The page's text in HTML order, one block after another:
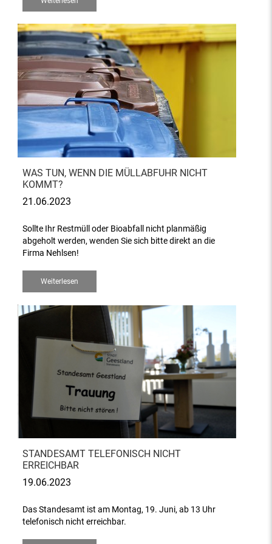
WAS TUN, WENN DIE MÜLLABFUHR NICHT
KOMMT?
21.06.2023
Sollte Ihr Restmüll oder Bioabfall nicht planmäßig
abgeholt werden, wenden Sie sich bitte direkt an die
Firma Nehlsen!
Weiterlesen
STANDESAMT TELEFONISCH NICHT
ERREICHBAR
19.06.2023
Das Standesamt ist am Montag, 19. Juni, ab 13 Uhr
telefonisch nicht erreichbar.